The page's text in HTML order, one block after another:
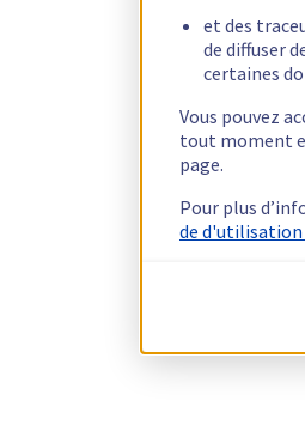
et des
de diffuser
certaines
Vous pouvez
tout moment
page.
Pour plus
de d'utilisation